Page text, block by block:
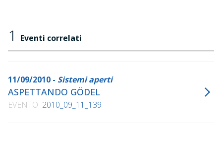
1 Eventi correlati
11/09/2010 - Sistemi aperti
ASPETTANDO GÖDEL
EVENTO 2010_09_11_139